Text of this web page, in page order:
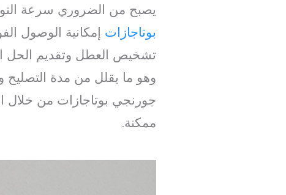
يصبح من الضروري سرعة
بوتاجازات إمكانية الوصول
تشخيص العطل وتقديم الحل
وهو ما يقلل من مدة
جورنجي بوتاجازات من خلال
ممكنة.